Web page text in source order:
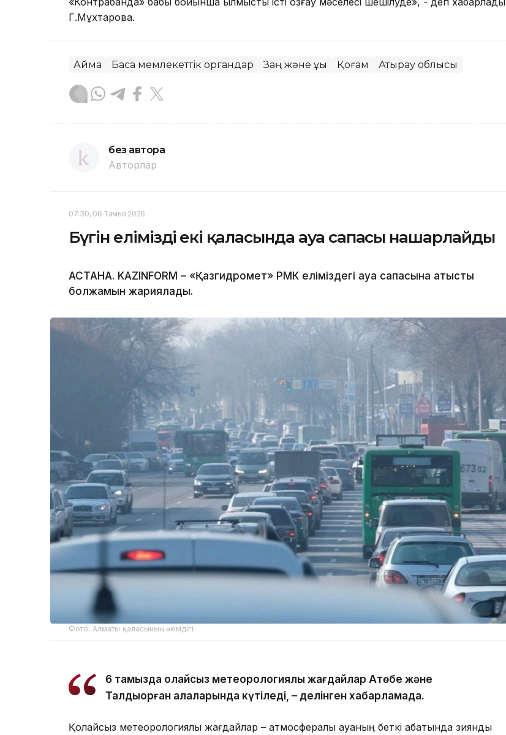
Г.Мұхтарова.
Аймақ Басқа мемлекеттік органдар Заң және құқық Қоғам Атырау облысы
без автора
Авторлар
07:30, 06 Тамыз 2026
Бүгін еліміздің екі қаласында ауа сапасы нашарлайды
АСТАНА. KAZINFORM – «Қазгидромет» РМК еліміздегі ауа сапасына қатысты
болжамын жариялады.
Фото: Алматы қаласының әкімдігі
6 тамызда қолайсыз метеорологиялық жағдайлар Ақтөбе және
Талдықорған қалаларында күтіледі, – делінген хабарламада.
Қолайсыз метеорологиялық жағдайлар – атмосфералық ауаның беткі қабатында зиянды